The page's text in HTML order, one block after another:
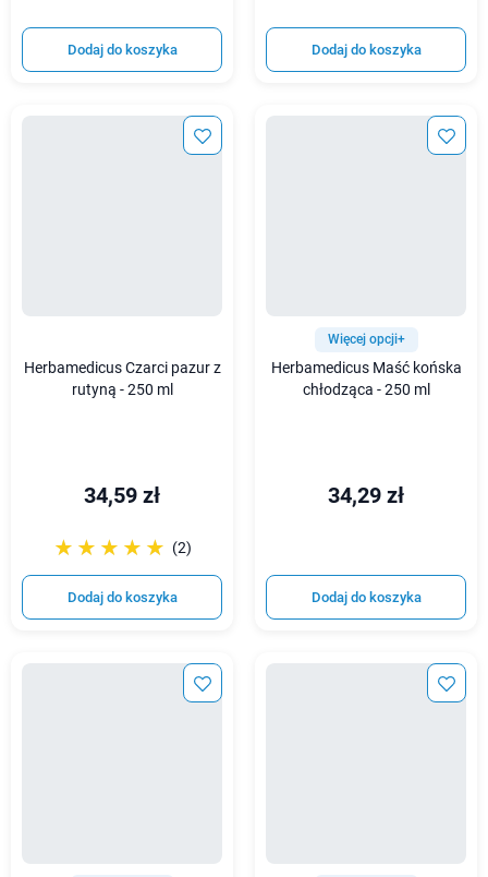
Dodaj do koszyka Dodaj do koszyka
Herbamedicus Czarci pazur z
rutyną - 250 ml
34,59 zł
☆☆☆☆☆
★★★★★ (2)
Dodaj do koszyka
Więcej opcji+
Herbamedicus Maść końska
chłodząca - 250 ml
34,29 zł
Dodaj do koszyka